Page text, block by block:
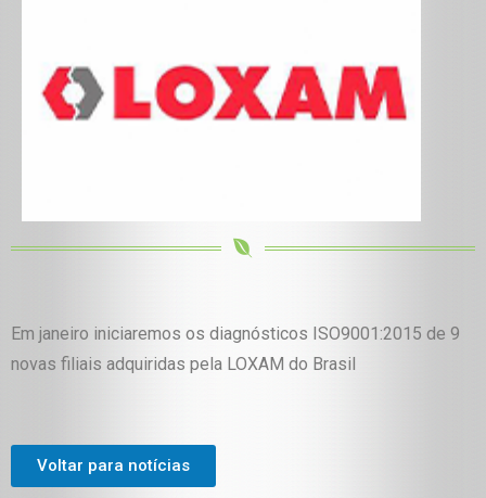
Em janeiro iniciaremos os diagnósticos ISO9001:2015 de 9
novas filiais adquiridas pela LOXAM do Brasil
Voltar para notícias